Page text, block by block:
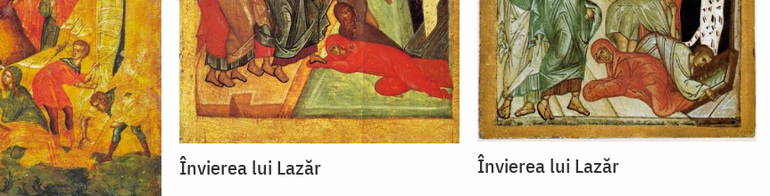
Învierea lui Lazăr Învierea lui Lazăr